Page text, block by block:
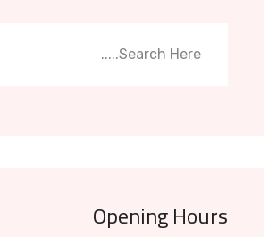
Opening Hours